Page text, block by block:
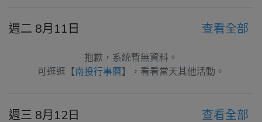
週二 8月11日 查看全部
抱歉，系統暫無資料。
可逛逛【南投行事曆】，看看當天其他活動。
週三 8月12日 查看全部